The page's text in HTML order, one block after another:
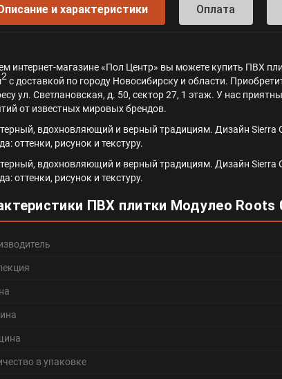
и характеристики Оплата
интернет-магазине «Пол Центр» вы можете купить ПВХ
2с доставкой по городу Новосибирску и области.
ул. Светлановская, д. 50, сектор 27, 1 этаж. У нас
от известных мировых брендов.
вдохновляющий и верный традициям. Дизайн Sierra
оттенки, рисунок и текстуру.
вдохновляющий и верный традициям. Дизайн Sierra
оттенки, рисунок и текстуру.
ПВХ плитки Модулео Roots
в упаковке